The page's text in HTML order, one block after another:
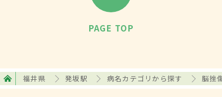
PAGE TOP
福井県 発坂駅 病名カテゴリから探す 脳挫